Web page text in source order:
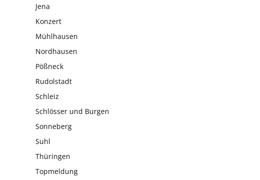
Jena
Konzert
Mühlhausen
Nordhausen
Pößneck
Rudolstadt
Schleiz
Schlösser und Burgen
Sonneberg
Suhl
Thüringen
Topmeldung